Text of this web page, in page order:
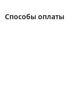
Способы оплаты